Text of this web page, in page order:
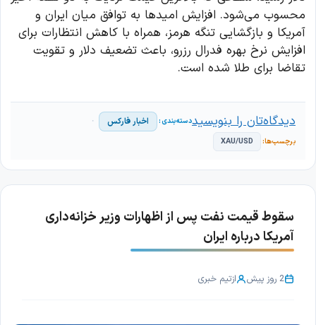
محسوب می‌شود. افزایش امیدها به توافق میان ایران و
آمریکا و بازگشایی تنگه هرمز، همراه با کاهش انتظارات برای
افزایش نرخ بهره فدرال رزرو، باعث تضعیف دلار و تقویت
تقاضا برای طلا شده است.
اخبار فارکس
XAU/USD
دیدگاه‌تان را بنویسید
سقوط قیمت نفت پس از اظهارات وزیر خزانه‌داری
آمریکا درباره ایران
2 روز پیش ازتیم خبری